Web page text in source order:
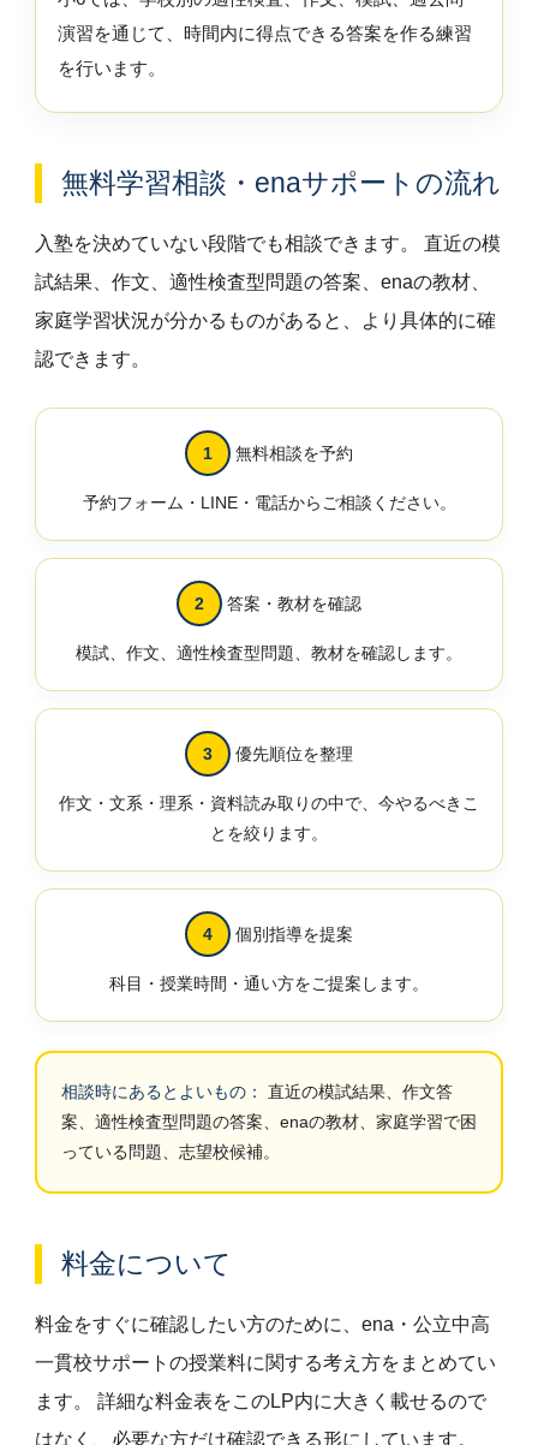
演習を通じて、時間内に得点できる答案を作る練習
を行います。
無料学習相談・enaサポートの流れ
入塾を決めていない段階でも相談できます。 直近の模
試結果、作文、適性検査型問題の答案、enaの教材、
家庭学習状況が分かるものがあると、より具体的に確
認できます。
無料相談を予約
予約フォーム・LINE・電話からご相談ください。
答案・教材を確認
模試、作文、適性検査型問題、教材を確認します。
優先順位を整理
作文・文系・理系・資料読み取りの中で、今やるべきこ
とを絞ります。
個別指導を提案
科目・授業時間・通い方をご提案します。
相談時にあるとよいもの：
直近の模試結果、作文答
案、適性検査型問題の答案、enaの教材、家庭学習で困
っている問題、志望校候補。
料金について
料金をすぐに確認したい方のために、ena・公立中高
一貫校サポートの授業料に関する考え方をまとめてい
ます。 詳細な料金表をこのLP内に大きく載せるので
はなく、必要な方だけ確認できる形にしています。